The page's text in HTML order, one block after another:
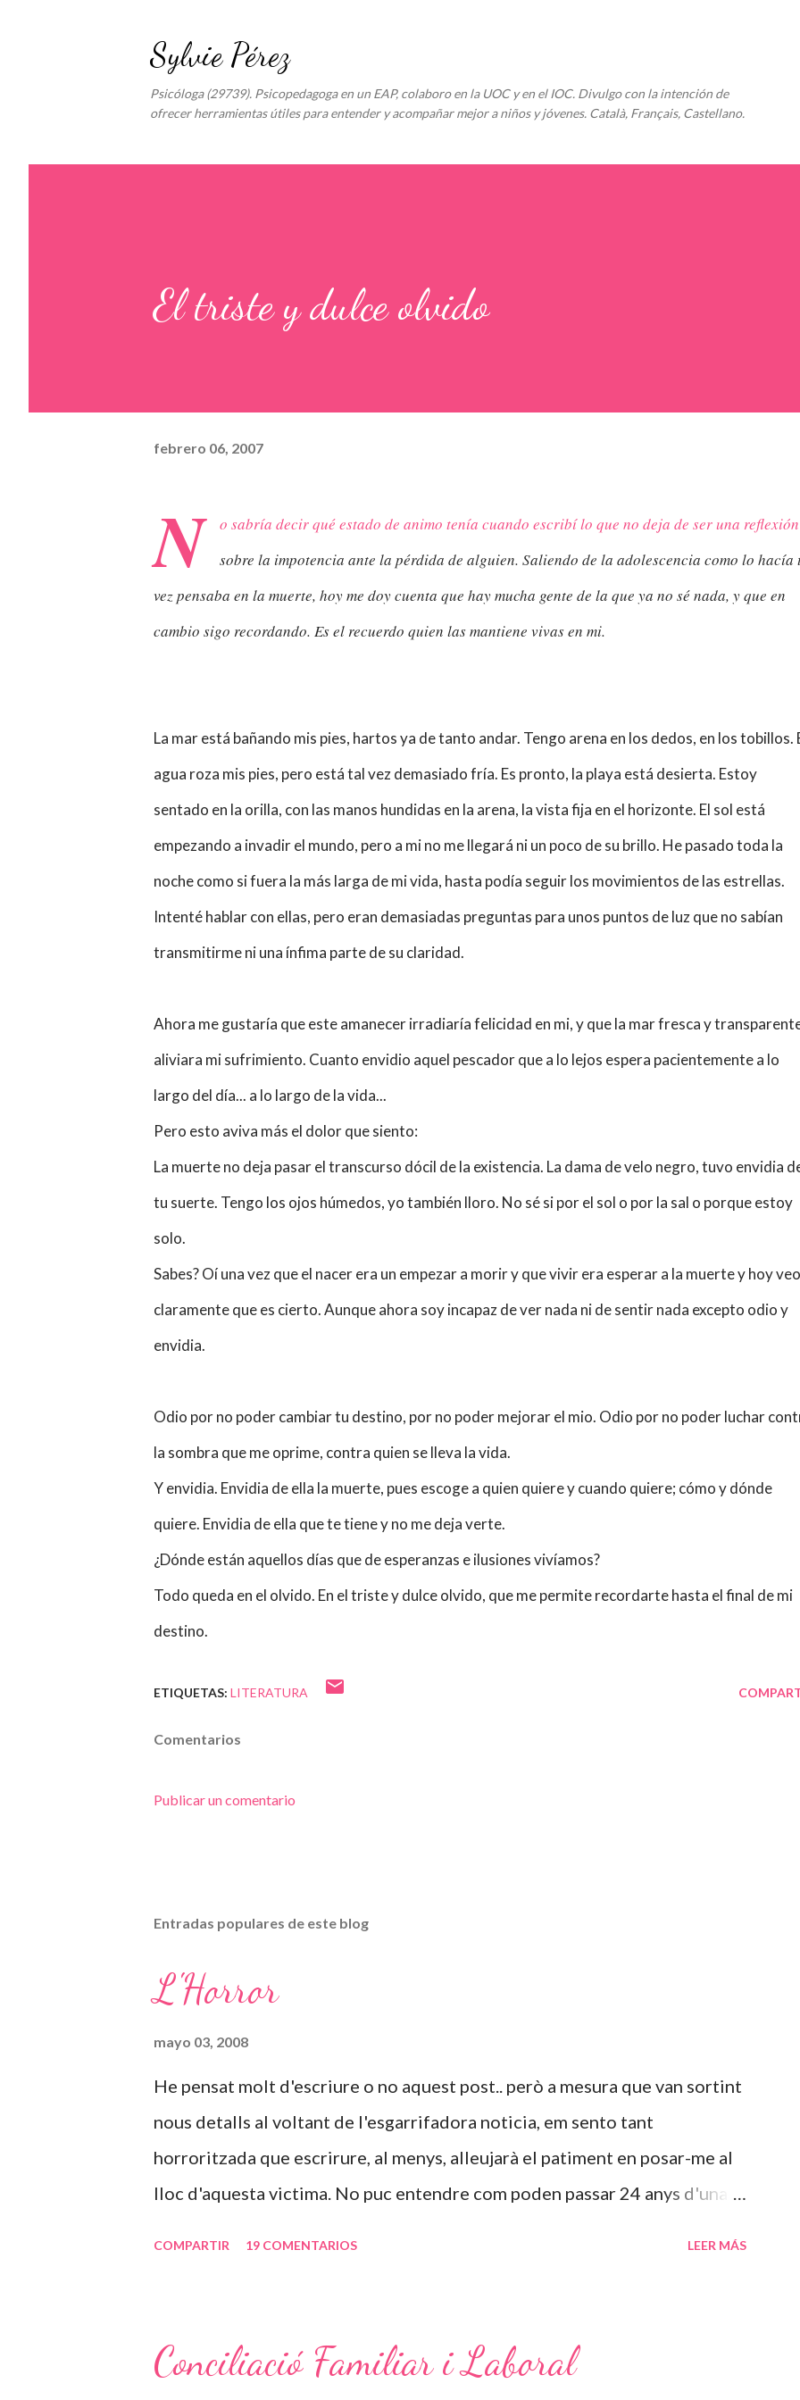
Sylvie Pérez
Psicóloga (29739). Psicopedagoga en un EAP, colaboro en la UOC y en el IOC. Divulgo con la intención de
ofrecer herramientas útiles para entender y acompañar mejor a niños y jóvenes. Català, Français, Castellano.
El triste y dulce olvido
febrero 06, 2007
N o sabría decir qué estado de animo tenía cuando escribí lo que no deja de ser una reflexión
sobre la impotencia ante la pérdida de alguien. Saliendo de la adolescencia como lo hacía
vez pensaba en la muerte, hoy me doy cuenta que hay mucha gente de la que ya no sé nada, y que en
cambio sigo recordando. Es el recuerdo quien las mantiene vivas en mi.
La mar está bañando mis pies, hartos ya de tanto andar. Tengo arena en los dedos, en los tobillos.
agua roza mis pies, pero está tal vez demasiadofría. Es pronto, la playa está desierta. Estoy
sentado en la orilla, con las manos hundidas en la arena, la vista fija en el horizonte. El sol está
empezando a invadir el mundo, pero a mi no me llegará ni un poco de su brillo. He pasado toda la
noche como si fuera la más larga de mi vida, hasta podía seguir los movimientos de las estrellas.
Intenté hablar con ellas, pero eran demasiadas preguntas para unos puntos de luz que no sabían
transmitirme ni una ínfima parte de su claridad.
Ahora me gustaría que este amanecerirradiaríafelicidad en mi, y que la mar fresca y
aliviara mi sufrimiento. Cuanto envidio aquel pescador que a lo lejos espera pacientemente a lo
largo del día... a lo largo de la vida...
Pero esto aviva más el dolor que siento:
La muerte no deja pasar el transcurso dócil de la existencia. La dama de velo negro, tuvo envidia
tu suerte. Tengo los ojos húmedos, yo también lloro. No sé si por el sol o por la sal o porque estoy
solo.
Sabes? Oí una vez que el nacer era un empezar a morir y que vivir era esperar a la muerte y hoy veo
claramente que es cierto. Aunque ahora soy incapaz de ver nada ni de sentir nada excepto odio y
envidia.
Odio por no poder cambiar tu destino, por no poder mejorar el mio. Odio por no poder luchar
la sombra que me oprime, contra quien se lleva la vida.
Y envidia. Envidia de ella la muerte, pues escoge a quien quiere y cuando quiere; cómo y dónde
quiere. Envidia de ella que te tiene y no me deja verte.
¿Dónde están aquellos días que de esperanzas e ilusionesvivíamos?
Todo queda en el olvido. En el triste y dulce olvido, que me permite recordarte hasta el final de mi
destino.
ETIQUETAS: LITERATURA
Comentarios
Publicar un comentario
Entradas populares de este blog
L'Horror
mayo 03, 2008
He pensat molt d'escriure o no aquest post.. però a mesura que van sortint
nous detalls al voltant de l'esgarrifadora noticia, em sento tant
horroritzada que escrirure, al menys, alleujarà el patiment en posar-me al
lloc d'aquesta victima. No puc entendre com poden passar 24 anys d'una
només he passat un i tractada com una reina, com pot haver estat esta noia
COMPARTIR 19 COMENTARIOS LEER MÁS
Conciliació Familiar i Laboral